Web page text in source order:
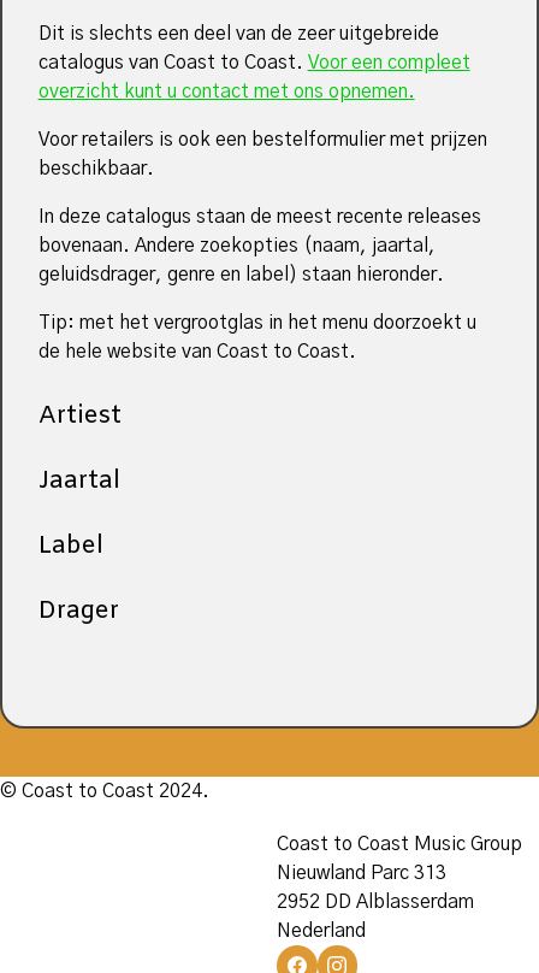
Dit is slechts een deel van de zeer uitgebreide
catalogus van Coast to Coast. Voor een compleet
overzicht kunt u contact met ons opnemen.
Voor retailers is ook een bestelformulier met prijzen
beschikbaar.
In deze catalogus staan de meest recente releases
bovenaan. Andere zoekopties (naam, jaartal,
geluidsdrager, genre en label) staan hieronder.
Tip: met het vergrootglas in het menu doorzoekt u
de hele website van Coast to Coast.
Artiest
Jaartal
Label
Drager
© Coast to Coast 2024.
Coast to Coast Music Group
Nieuwland Parc 313
2952 DD Alblasserdam
Nederland